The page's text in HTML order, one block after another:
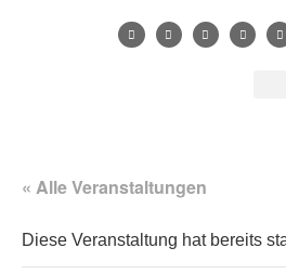
« Alle Veranstaltungen
Diese Veranstaltung hat bereits